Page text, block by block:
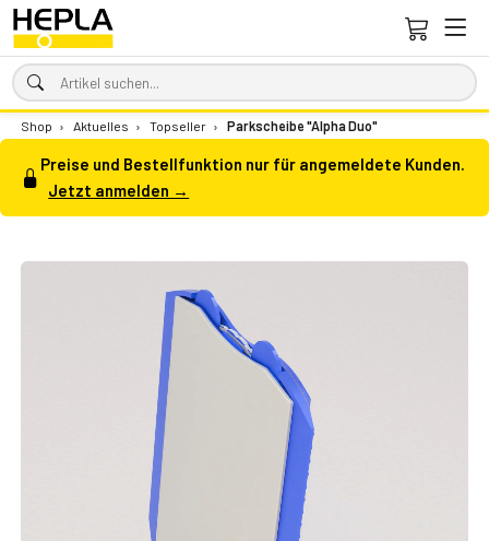
Shop › Aktuelles › Topseller › Parkscheibe "Alpha Duo"
Preise und Bestellfunktion nur für angemeldete Kunden.
Jetzt anmelden →